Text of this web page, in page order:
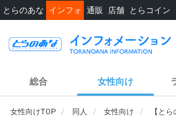
とらのあな インフォ 通販 店舗 とらコイン
総合 女性向け
女性向けTOP 同人 女性向け 【と